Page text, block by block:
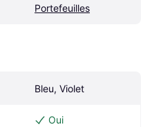
Portefeuilles
Bleu, Violet
Oui